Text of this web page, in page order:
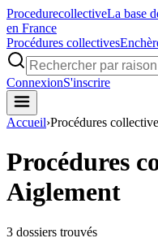
ProcedurecollectiveLa base
en France
Procédures collectives
ConnexionS'inscrire
Accueil›Procédures
Procédures
Aiglement
3 dossiers trouvés